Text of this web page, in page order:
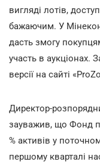
вигляді лотів,
бажаючим. У
дасть змогу
участь в аукціонах.
версії на сайті
Директор-
зауважив, що Фонд
% активів у
першому кварталі